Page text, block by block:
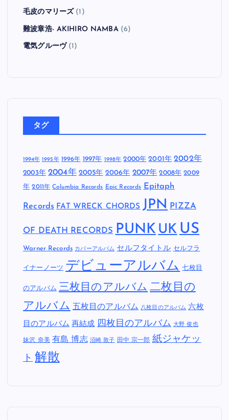
毛皮のマリーズ (1)
難波章浩- AKIHIRO NAMBA(6)
電気グルーヴ(1)
タグ
1994年 1995年 1996年 1997年 1998年 2000年 2001年 2002年
2003年 2004年 2005年 2006年 2007年 2008年 2009
年 2011年 Columbia Records Epic Records Epitaph
Records FAT WRECK CHORDS JPN PIZZA
OF DEATH RECORDS PUNK UK US
Warner Records カバーアルバム セルフタイトル セルフラ
イナーノーツ デビューアルバム 七枚目
のアルバム 三枚目のアルバム 二枚目の
アルバム 五枚目のアルバム 八枚目のアルバム 六枚
目のアルバム 再結成 四枚目のアルバム 大野 俊也
妹沢 奈美 有島 博志 沼崎 敦子 田中 宗一郎 紙ジャケッ
ト 解散